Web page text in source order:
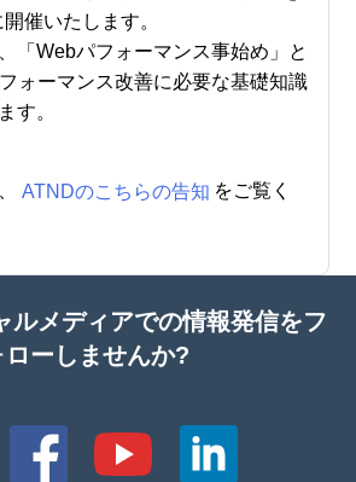
催いたします。
「Webパフォーマンス事始め」と
ォーマンス改善に必要な基礎知識
す。
ATNDのこちらの告知 をご覧く
ルメディアでの情報発信をフ
ローしませんか?